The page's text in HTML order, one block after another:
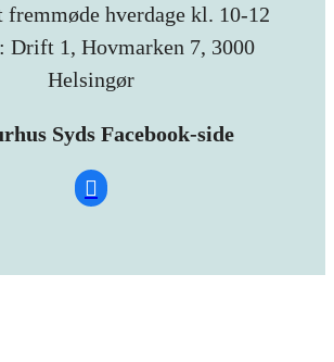
fremmøde hverdage kl. 10-12
Drift 1, Hovmarken 7, 3000
Helsingør
Syds Facebook-side